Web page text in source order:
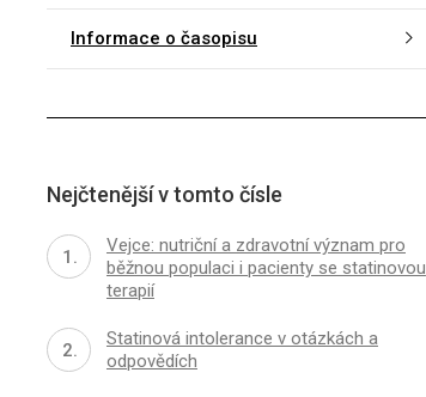
Informace o časopisu
Nejčtenější v tomto čísle
Vejce: nutriční a zdravotní význam pro
běžnou populaci i pacienty se statinovou
terapií
Statinová intolerance v otázkách a
odpovědích